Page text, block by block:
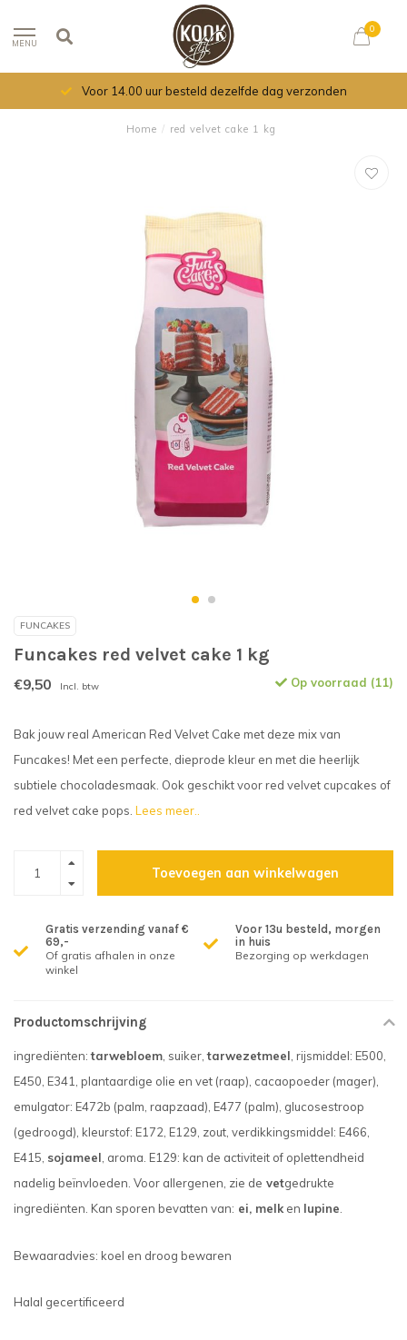
MENU
0
Voor 14.00 uur besteld dezelfde dag verzonden
Home / red velvet cake 1 kg
FUNCAKES
Funcakes red velvet cake 1 kg
€9,50 Incl. btw Op voorraad (11)
Bak jouw real American Red Velvet Cake met deze mix van
Funcakes! Met een perfecte, dieprode kleur en met die heerlijk
subtiele chocoladesmaak. Ook geschikt voor red velvet cupcakes of
red velvet cake pops. Lees meer..
Toevoegen aan winkelwagen
Gratis verzending vanaf €
69,-
Of gratis afhalen in onze
winkel
Voor 13u besteld, morgen
in huis
Bezorging op werkdagen
Productomschrijving
ingrediënten:tarwebloem, suiker,tarwezetmeel, rijsmiddel: E500,
E450, E341, plantaardige olie en vet (raap), cacaopoeder (mager),
emulgator: E472b (palm, raapzaad), E477 (palm), glucosestroop
(gedroogd), kleurstof: E172, E129, zout, verdikkingsmiddel: E466,
E415, sojameel, aroma. E129: kan de activiteit of oplettendheid
nadelig beïnvloeden. Voor allergenen, zie de vetgedrukte
ingrediënten. Kan sporen bevatten van: ei, melken lupine.
Bewaaradvies: koel en droog bewaren
Halal gecertificeerd